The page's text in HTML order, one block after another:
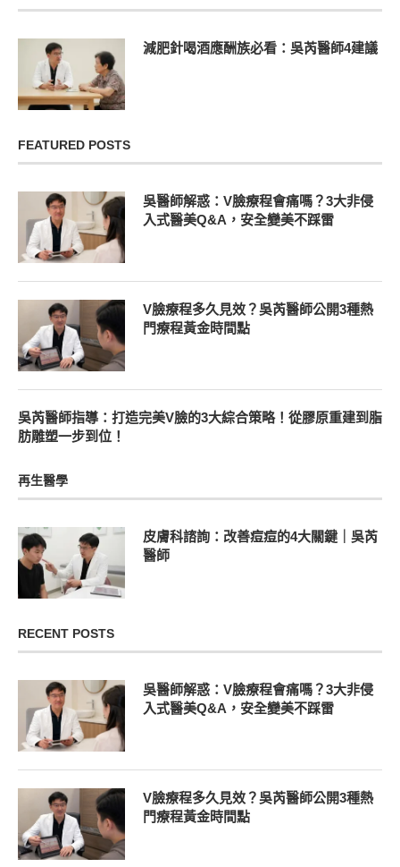
減肥針喝酒應酬族必看：吳芮醫師4建議
FEATURED POSTS
吳醫師解惑：V臉療程會痛嗎？3大非侵
入式醫美Q&A，安全變美不踩雷
V臉療程多久見效？吳芮醫師公開3種熱
門療程黃金時間點
吳芮醫師指導：打造完美V臉的3大綜合策略！從膠原重建到脂
肪雕塑一步到位！
再生醫學
皮膚科諮詢：改善痘痘的4大關鍵｜吳芮
醫師
RECENT POSTS
吳醫師解惑：V臉療程會痛嗎？3大非侵
入式醫美Q&A，安全變美不踩雷
V臉療程多久見效？吳芮醫師公開3種熱
門療程黃金時間點